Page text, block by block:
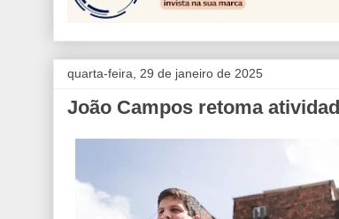
quarta-feira, 29 de janeiro de 2025
João Campos retoma